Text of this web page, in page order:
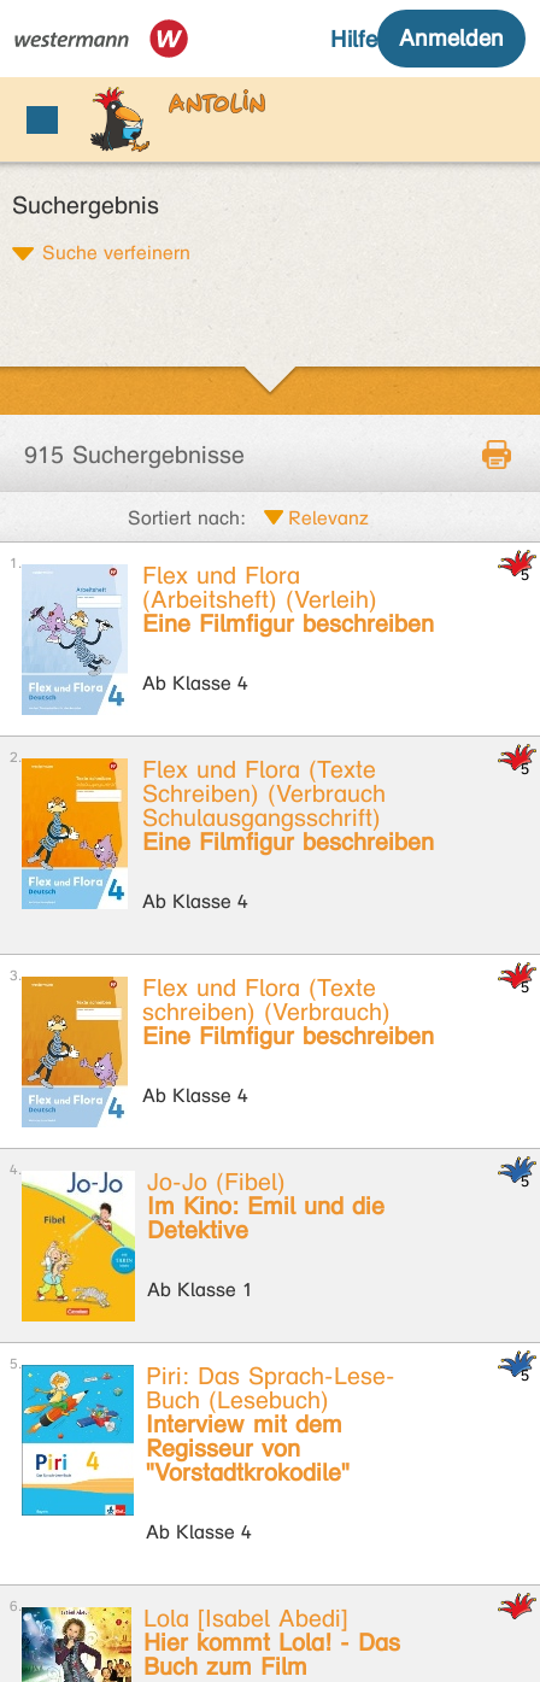
Suchergebnis
Suche verfeinern
915 Suchergebnisse
Sortiert nach:
Flex und Flora
(Arbeitsheft) (Verleih)
Eine Filmfigur beschreiben
Ab Klasse 4
Flex und Flora (Texte
Schreiben) (Verbrauch
Schulausgangsschrift)
Eine Filmfigur beschreiben
Ab Klasse 4
Flex und Flora (Texte
schreiben) (Verbrauch)
Eine Filmfigur beschreiben
Ab Klasse 4
Jo-Jo (Fibel)
Im Kino: Emil und die
Detektive
Ab Klasse 1
Piri: Das Sprach-Lese-
Buch (Lesebuch)
Interview mit dem
Regisseur von
"Vorstadtkrokodile"
Ab Klasse 4
Lola [Isabel Abedi]
Hier kommt Lola! - Das
Buch zum Film